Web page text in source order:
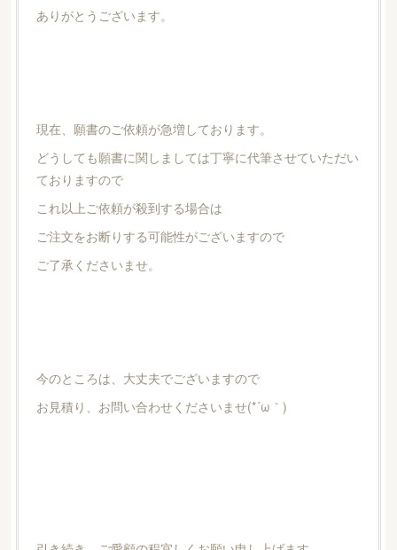
ありがとうございます。
現在、願書のご依頼が急増しております。
どうしても願書に関しましては丁寧に代筆させていただい
ておりますので
これ以上ご依頼が殺到する場合は
ご注文をお断りする可能性がございますので
ご了承くださいませ。
今のところは、大丈夫でございますので
お見積り、お問い合わせくださいませ(*´ω｀)